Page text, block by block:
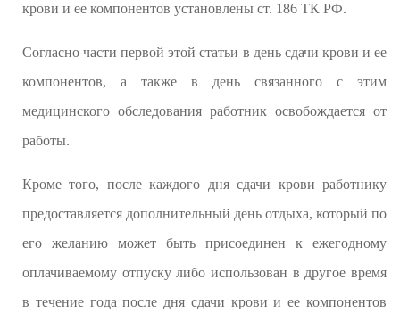
крови и ее компонентов установлены ст. 186 ТК РФ.
Согласно части первой этой статьи в день сдачи крови и ее
компонентов, а также в день связанного с этим
медицинского обследования работник освобождается от
работы.
Кроме того, после каждого дня сдачи крови работнику
предоставляется дополнительный день отдыха, который по
его желанию может быть присоединен к ежегодному
оплачиваемому отпуску либо использован в другое время
в течение года после дня сдачи крови и ее компонентов